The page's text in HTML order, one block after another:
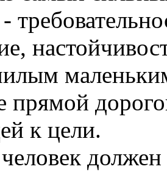
прямой
к цели.